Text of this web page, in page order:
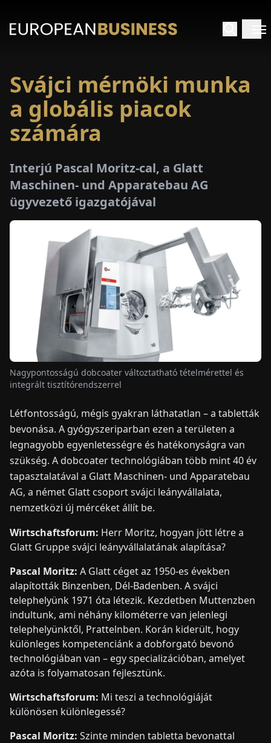
E-
ENDEFRESITNL PLHU
KAPCSOLAT
Svájci mérnöki munka
a globális piacok
számára
Interjú Pascal Moritz-cal, a Glatt
Maschinen- und Apparatebau AG
ügyvezető igazgatójával
Nagypontosságú dobcoater változtatható tételmérettel és
integrált tisztítórendszerrel
Létfontosságú, mégis gyakran láthatatlan – a tabletták
bevonása. A gyógyszeriparban ezen a területen a
legnagyobb egyenletességre és hatékonyságra van
szükség. A dobcoater technológiában több mint 40 év
tapasztalatával a Glatt Maschinen- und Apparatebau
AG, a német Glatt csoport svájci leányvállalata,
nemzetközi új mércéket állít be.
Wirtschaftsforum: Herr Moritz, hogyan jött létre a
Glatt Gruppe svájci leányvállalatának alapítása?
Pascal Moritz: A Glatt céget az 1950-es években
alapították Binzenben, Dél-Badenben. A svájci
telephelyünk 1971 óta létezik. Kezdetben Muttenzben
indultunk, ami néhány kilométerre van jelenlegi
telephelyünktől, Prattelnben. Korán kiderült, hogy
különleges kompetenciánk a dobforgató bevonó
technológiában van – egy specializációban, amelyet
azóta is folyamatosan fejlesztünk.
Wirtschaftsforum: Mi teszi a technológiáját
különösen különlegessé?
Pascal Moritz: Szinte minden tabletta bevonattal